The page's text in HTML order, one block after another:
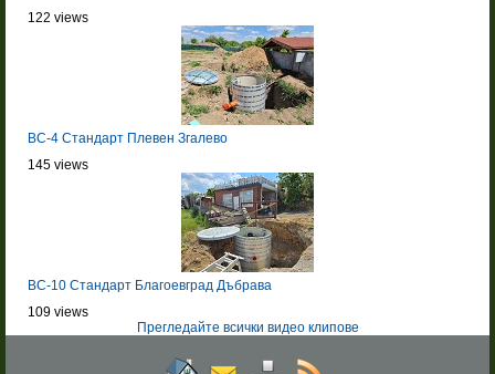
122 views
BC-4 Стандарт Плевен Згалево
145 views
BC-10 Стандарт Благоевград Дъбрава
109 views
Прегледайте всички видео клипове